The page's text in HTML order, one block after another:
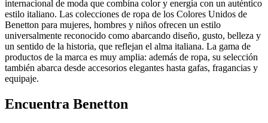
internacional de moda que combina color y energía con un auténtico
estilo italiano. Las colecciones de ropa de los Colores Unidos de
Benetton para mujeres, hombres y niños ofrecen un estilo
universalmente reconocido como abarcando diseño, gusto, belleza y
un sentido de la historia, que reflejan el alma italiana. La gama de
productos de la marca es muy amplia: además de ropa, su selección
también abarca desde accesorios elegantes hasta gafas, fragancias y
equipaje.
Encuentra Benetton